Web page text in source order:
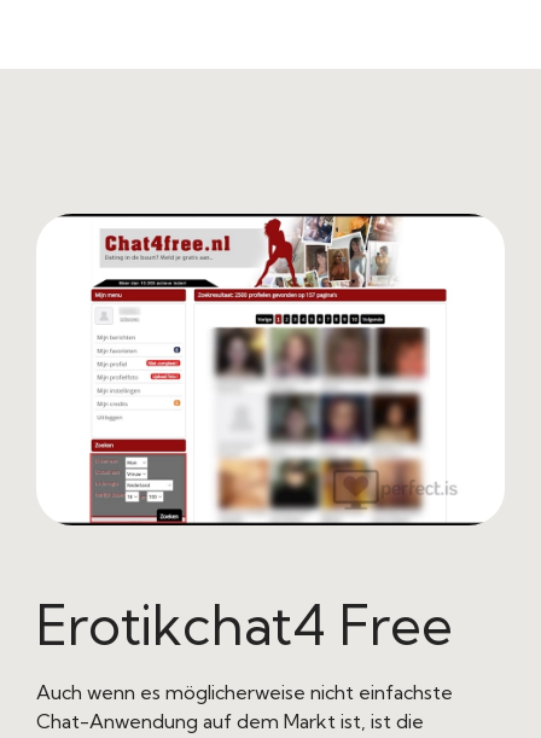
Erotikchat4 Free
Auch wenn es möglicherweise nicht einfachste
Chat-Anwendung auf dem Markt ist, ist die